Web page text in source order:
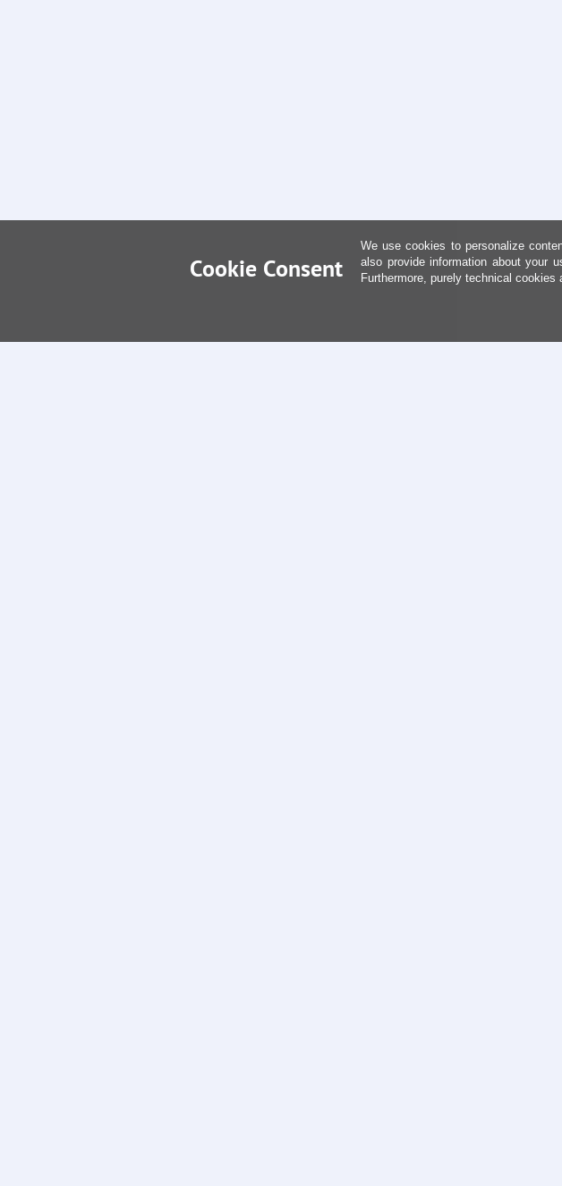
Cookie Consent
We use cookies to personalize
also provide information about your
Furthermore, purely technical